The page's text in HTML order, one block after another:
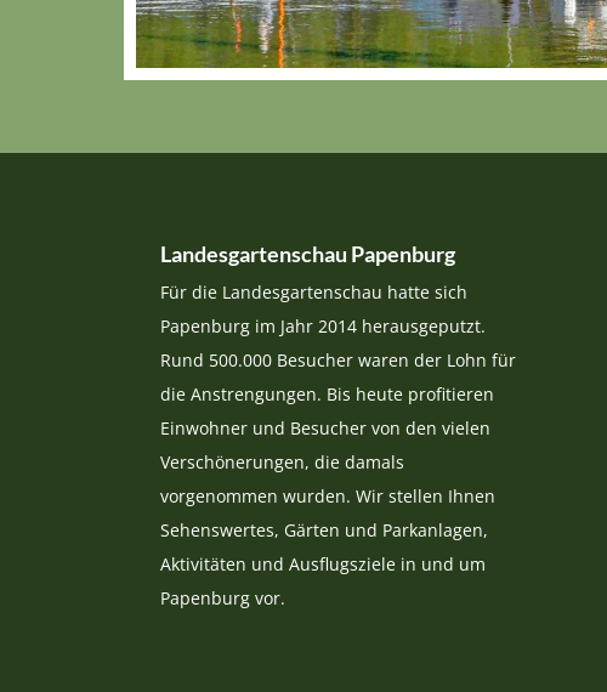
Landesgartenschau Papenburg
Für die Landesgartenschau hatte sich
Papenburg im Jahr 2014 herausgeputzt.
Rund 500.000 Besucher waren der Lohn für
die Anstrengungen. Bis heute profitieren
Einwohner und Besucher von den vielen
Verschönerungen, die damals
vorgenommen wurden. Wir stellen Ihnen
Sehenswertes, Gärten und Parkanlagen,
Aktivitäten und Ausflugsziele in und um
Papenburg vor.